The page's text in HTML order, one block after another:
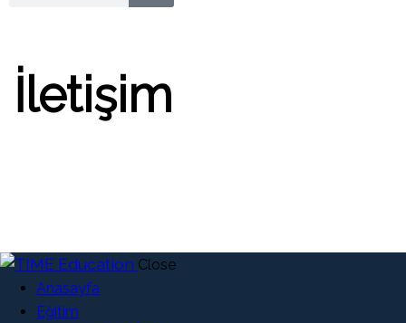
İletişim
Close
Anasayfa
Eğitim